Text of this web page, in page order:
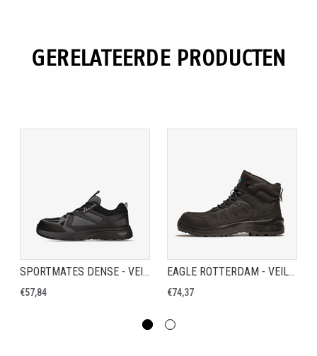
GERELATEERDE PRODUCTEN
SPORTMATES DENSE - VEILIGHEIDSSCHOEN S3
€57,84
EAGLE ROTTERDAM - VEILIGHEIDSSCHOEN S3
€74,37